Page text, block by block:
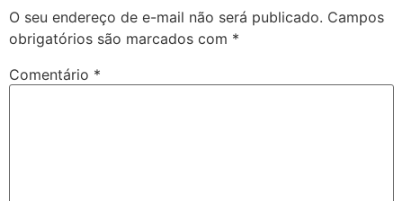
O seu endereço de e-mail não será publicado. Campos
obrigatórios são marcados com *
Comentário *